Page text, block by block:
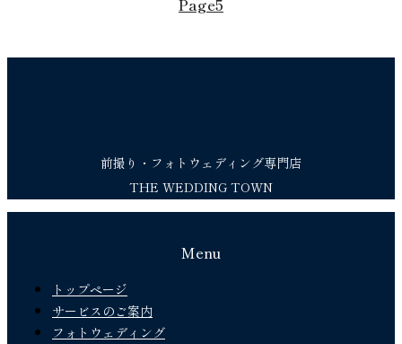
Page5
前撮り・フォトウェディング専門店
THE WEDDING TOWN
Menu
トップページ
サービスのご案内
フォトウェディング